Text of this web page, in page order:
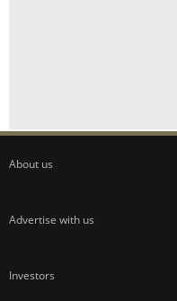
About us
Advertise with us
Investors